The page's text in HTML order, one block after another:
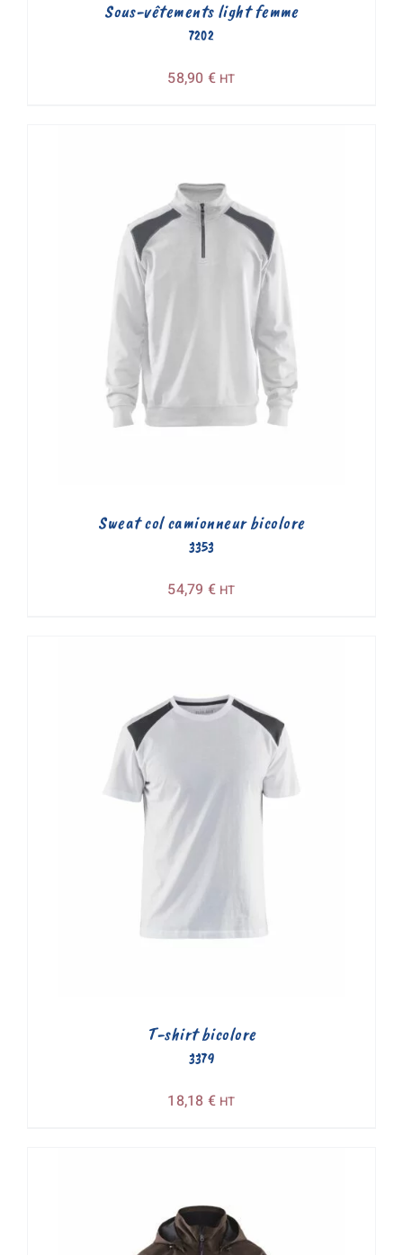
7202
Sous-vêtements light femme
58,90 € HT
3353
Sweat col camionneur bicolore
54,79 € HT
3379
T-shirt bicolore
18,18 € HT